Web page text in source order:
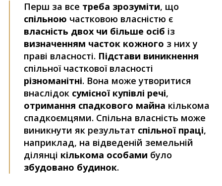
Перш за все треба зрозуміти, що
спільною частковою власністю є
власність двох чи більше осіб із
визначенням часток кожного з них у
праві власності. Підстави виникнення
спільної часткової власності
різноманітні. Вона може утворитися
внаслідок сумісної купівлі речі,
отримання спадкового майна кількома
спадкоємцями. Спільна власність може
виникнути як результат спільної праці,
наприклад, на відведеній земельній
ділянці кількома особами було
збудовано будинок.